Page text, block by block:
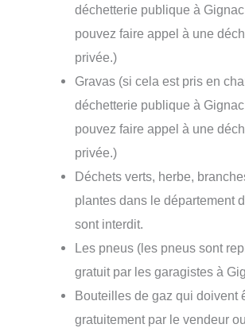
déchetterie publique à
pouvez faire appel à une
privée.)
Gravas (si cela est pris en
déchetterie publique à
pouvez faire appel à une
privée.)
Déchets verts, herbe,
plantes dans le département
sont interdit.
Les pneus (les pneus sont
gratuit par les garagistes à
Bouteilles de gaz qui doivent
gratuitement par le vendeur